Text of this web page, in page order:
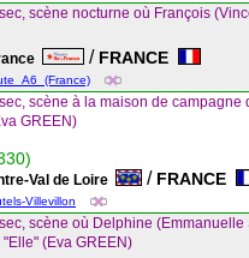
scène nocturne où François
/ FRANCE
scène à la maison de
GREEN)
Val de Loire / FRANCE
Villevillon
scène où Delphine
(Eva GREEN)